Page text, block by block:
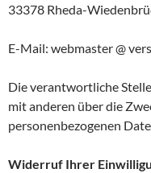
33378 Rheda-
E-Mail: webmaster @
Die verantwortliche
mit anderen über die
personenbezogenen
Widerruf Ihrer